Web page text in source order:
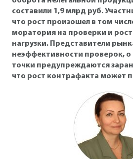
составили 1,9 млрд руб.
что рост произошел в том
моратория на проверки и
нагрузки. Представители
неэффективности проверок,
точки предупреждаются
что рост контрафакта может